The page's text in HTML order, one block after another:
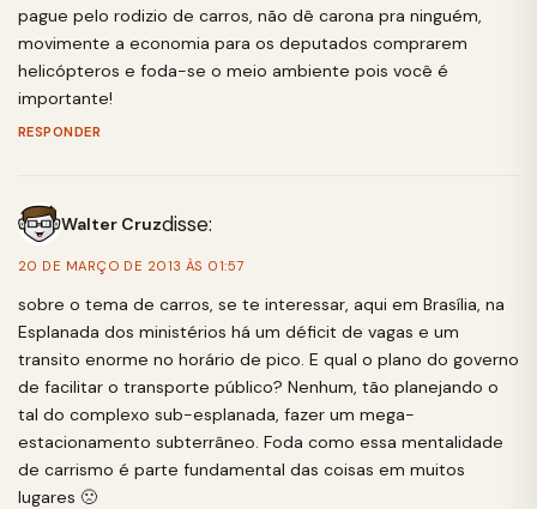
pague pelo rodizio de carros, não dê carona pra ninguém,
movimente a economia para os deputados comprarem
helicópteros e foda-se o meio ambiente pois você é
importante!
RESPONDER
Walter Cruzdisse:
20 DE MARÇO DE 2013 ÀS 01:57
sobre o tema de carros, se te interessar, aqui em Brasília, na
Esplanada dos ministérios há um déficit de vagas e um
transito enorme no horário de pico. E qual o plano do governo
de facilitar o transporte público? Nenhum, tão planejando o
tal do complexo sub-esplanada, fazer um mega-
estacionamento subterrâneo. Foda como essa mentalidade
de carrismo é parte fundamental das coisas em muitos
lugares 🙁